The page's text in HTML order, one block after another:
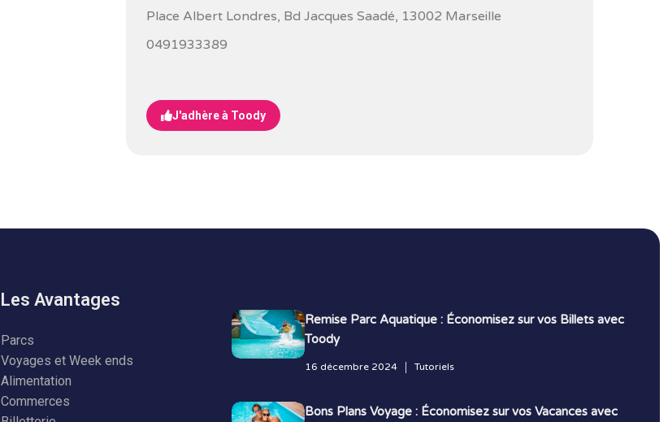
Place Albert Londres, Bd Jacques Saadé, 13002 Marseille
0491933389
J'adhère à Toody
Les Avantages
Parcs
Voyages et Week ends
Alimentation
Commerces
Remise Parc Aquatique : Économisez sur vos Billets avec
Toody
16 décembre 2024 Tutoriels
Bons Plans Voyage : Économisez sur vos Vacances avec